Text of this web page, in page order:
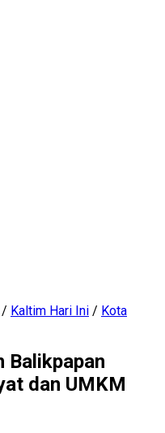
/ Kaltim Hari Ini / Kota
Balikpapan
dan UMKM